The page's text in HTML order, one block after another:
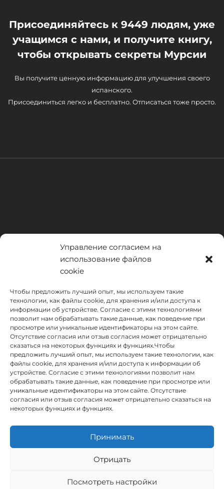
Управление согласием на
использование файлов
cookie
Чтобы предложить лучший опыт, мы используем такие
технологии, как файлы cookie, для хранения и/или доступа к
информации об устройстве. Согласие с этими технологиями
позволит нам обрабатывать такие данные, как поведение при
просмотре или уникальные идентификаторы на этом сайте.
Отсутствие согласия или отзыв согласия может отрицательно
сказаться на некоторых функциях и функциях.Чтобы
предложить лучший опыт, мы используем такие технологии, как
файлы cookie, для хранения и/или доступа к информации об
устройстве. Согласие с этими технологиями позволит нам
обрабатывать такие данные, как поведение при просмотре или
уникальные идентификаторы на этом сайте. Отсутствие
согласия или отзыв согласия может отрицательно сказаться на
некоторых функциях и функциях.
Принимать
Отрицать
Посмотреть настройки
Присоединяйтесь к 9449 людям, уже
учащимся с нами, и получите книгу,
чтобы открывать секреты Мурсии
Вы получите ценную информацию для улучшения своего
испанского.
Присоединиться легко и бесплатно. Отписаться тоже просто.
INSTITUTO HISPANICO DE MURCIA, SOCIEDAD LIMITADA был
бенефициаром Европейского фонда регионального развития,
целью которого является развитие использования и качества
информационных и коммуникационных технологий и их
доступности, и благодаря которому он внедрил следующие
решения: присутствие в Интернете через его Веб-сайт.
поддержана Программой TIC Cámaras, Камарой Мурсии.
Политика конфиденциальности
Условия бронирования